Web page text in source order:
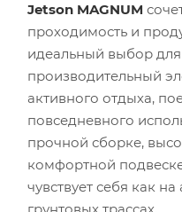
Jetson MAGNUM
проходимость и
идеальный выбор
производительный
активного отдыха,
повседневного
прочной сборке,
комфортной
чувствует себя как на